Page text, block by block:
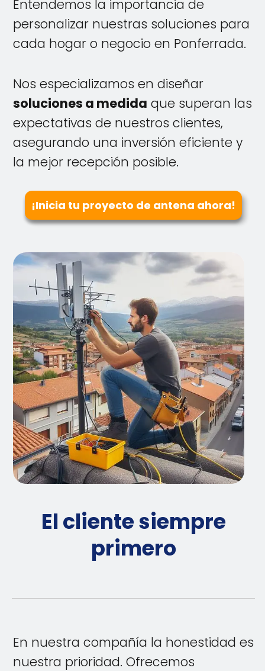
Entendemos la importancia de
personalizar nuestras soluciones para
cada hogar o negocio en Ponferrada.
Nos especializamos en diseñar
soluciones a medida que superan las
expectativas de nuestros clientes,
asegurando una inversión eficiente y
la mejor recepción posible.
¡Inicia tu proyecto de antena ahora!
El cliente siempre
primero
En nuestra compañía la honestidad es
nuestra prioridad. Ofrecemos